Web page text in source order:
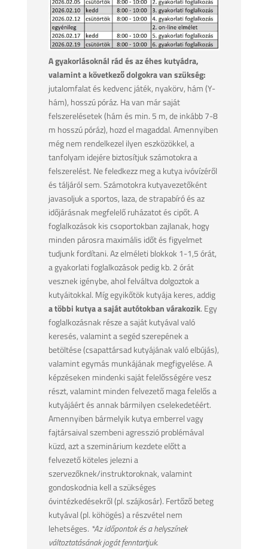
A gyakorlásoknál rád és az éhes kutyádra,
valamint a következő dolgokra van szükség:
jutalomfalat és kedvenc játék, nyakörv, hám (Y-
hám), hosszú póráz. Ha van már saját
felszerelésetek (hám és min. 5 m, de inkább 7-8
m hosszú póráz), hozd el magaddal. Amennyiben
még nem rendelkezel ilyen eszközökkel, a
tanfolyam idejére biztosítjuk számotokra a
felszerelést. Ne feledkezz meg a kutya ivóvízéről
és táljáról sem. Számotokra kutyavezetőként
javasoljuk a sportos, laza, de strapabíró és az
időjárásnak megfelelő ruházatot és cipőt. A
foglalkozások kis csoportokban zajlanak, hogy
minden párosra maximális időt és figyelmet
tudjunk fordítani. Az elméleti blokkok 1-1,5 órát,
a gyakorlati foglalkozások pedig kb. 2 órát
vesznek igénybe, ahol felváltva dolgoztok a
kutyáitokkal. Míg egyikőtök kutyája keres, addig
a többi kutya a saját autótokban várakozik. Egy
foglalkozásnak része a saját kutyával való
keresés, valamint a segéd szerepének a
betöltése (csapattársad kutyájának való elbújás),
valamint egymás munkájának megfigyelése. A
képzéseken mindenki saját felelősségére vesz
részt, valamint minden felvezető maga felelős a
kutyájáért és annak bármilyen cselekedetéért.
Amennyiben bármelyik kutya emberrel vagy
fajtársaival szembeni agresszió problémával
küzd, azt a szeminárium kezdete előtt a
felvezető köteles jelezni a
szervezőknek/instruktoroknak, valamint
gondoskodnia kell a szükséges
óvintézkedésekről (pl. szájkosár). Fertőző beteg
kutyával (pl. köhögés) a részvétel nem
lehetséges. *Az időpontok és a helyszínek
változtatásának jogát fenntartjuk.